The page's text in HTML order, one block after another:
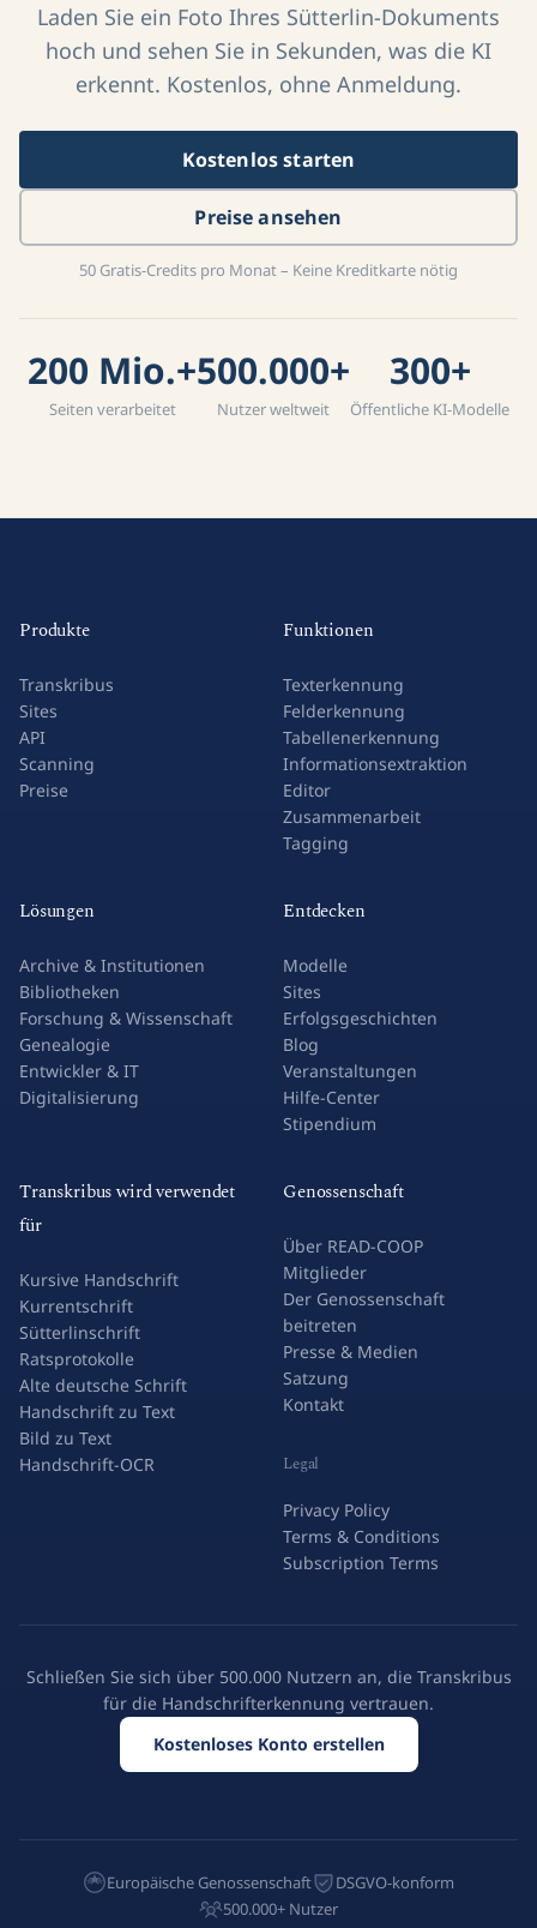
Laden Sie ein Foto Ihres Sütterlin-Dokuments
hoch und sehen Sie in Sekunden, was die KI
erkennt. Kostenlos, ohne Anmeldung.
Kostenlos starten
Preise ansehen
50 Gratis-Credits pro Monat – Keine Kreditkarte nötig
200 Mio.+
Seiten verarbeitet
500.000+
Nutzer weltweit
300+
Öffentliche KI-Modelle
Produkte
Transkribus
Sites
API
Scanning
Preise
Funktionen
Texterkennung
Felderkennung
Tabellenerkennung
Informationsextraktion
Editor
Zusammenarbeit
Tagging
Lösungen
Archive & Institutionen
Bibliotheken
Forschung & Wissenschaft
Genealogie
Entwickler & IT
Digitalisierung
Entdecken
Modelle
Sites
Erfolgsgeschichten
Blog
Veranstaltungen
Hilfe-Center
Stipendium
Transkribus wird verwendet
für
Kursive Handschrift
Kurrentschrift
Sütterlinschrift
Ratsprotokolle
Alte deutsche Schrift
Handschrift zu Text
Bild zu Text
Handschrift-OCR
Genossenschaft
Über READ-COOP
Mitglieder
Der Genossenschaft
beitreten
Presse & Medien
Satzung
Kontakt
Legal
Privacy Policy
Terms & Conditions
Subscription Terms
Schließen Sie sich über 500.000 Nutzern an, die Transkribus
für die Handschrifterkennung vertrauen.
Kostenloses Konto erstellen
Europäische Genossenschaft
DSGVO-konform
500.000+ Nutzer